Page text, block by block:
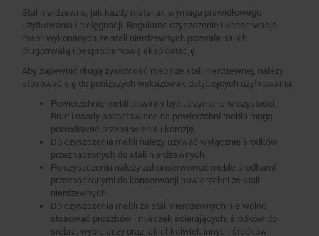
Stal nierdzewna, jak każdy materiał, wymaga prawidłowego
użytkowania i pielęgnacji. Regularne czyszczenie i konserwacja
mebli wykonanych ze stali nierdzewnych pozwala na ich
długotrwałą i bezproblemową eksploatację.
Aby zapewnić długą żywotność mebli ze stali nierdzewnej, należy
stosować się do poniższych wskazówek dotyczących użytkowania:
Powierzchnie mebli powinny być utrzymane w czystości.
Brud i osady pozostawione na powierzchni mebla mogą
powodować przebarwienia i korozję.
Do czyszczenia mebli należy używać wyłącznie środków
przeznaczonych do stali nierdzewnych.
Po czyszczeniu należy zakonserwować meble środkami
przeznaczonymi do konserwacji powierzchni ze stali
nierdzewnych.
Do czyszczenia mebli ze stali nierdzewnych nie wolno
stosować proszków i mleczek ścierających, środków do
srebra, wybielaczy oraz jakichkolwiek innych środków